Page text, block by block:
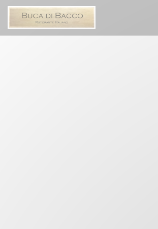
Personnalisation de vos choix en matière de